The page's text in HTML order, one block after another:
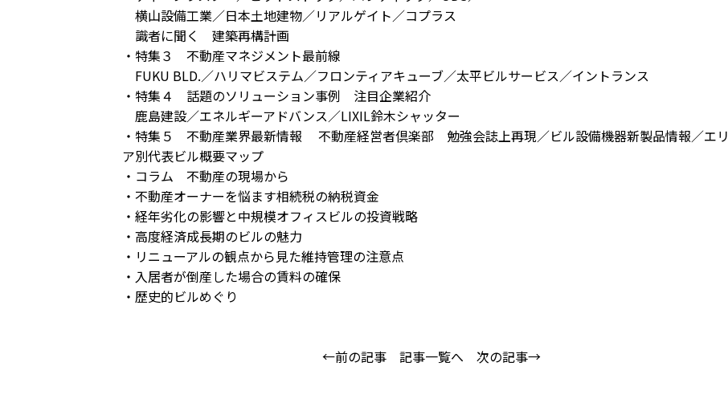
横山設備工業／日本土地建物／リアルゲイト／コプラス
識者に聞く 建築再構計画
・特集３ 不動産マネジメント最前線
FUKU BLD.／ハリマビステム／フロンティアキューブ／太平ビルサービス／イントランス
・特集４ 話題のソリューション事例 注目企業紹介
鹿島建設／エネルギーアドバンス／LIXIL鈴木シャッター
・特集５ 不動産業界最新情報 不動産経営者倶楽部 勉強会誌上再現／ビル設備機器新製品情報／エリ
ア別代表ビル概要マップ
・コラム 不動産の現場から
・不動産オーナーを悩ます相続税の納税資金
・経年劣化の影響と中規模オフィスビルの投資戦略
・高度経済成長期のビルの魅力
・リニューアルの観点から見た維持管理の注意点
・入居者が倒産した場合の賃料の確保
・歴史的ビルめぐり
←前の記事 記事一覧へ 次の記事→